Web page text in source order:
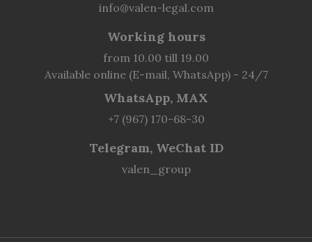
info@valen-legal.com
Working hours
from 10.00 till 19.00
Available online (E-mail, WhatsApp) - 24/7
WhatsApp, MAX
+7 (967) 170-68-30
Telegram, WeChat ID
valen_group